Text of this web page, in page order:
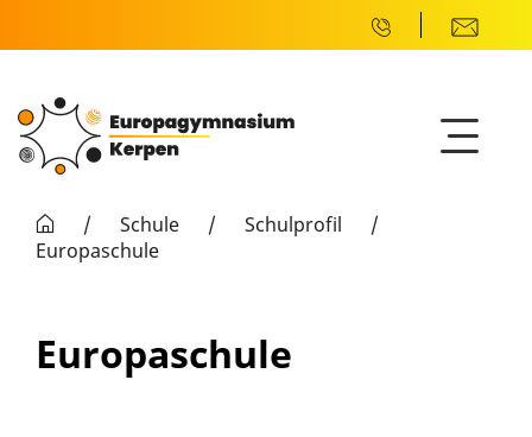
/ Schule / Schulprofil
/
Europaschule
Europaschule